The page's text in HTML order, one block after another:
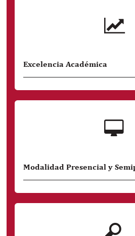
Excelencia Académica
Somos la universidad
THE (Times Higher
contamos con convenios
Modalidad Presencial y
La modalidad
semipresencial tiene